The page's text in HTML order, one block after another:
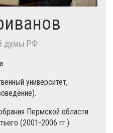
думы РФ
университет,
Пермской области
(2001-2006 гг.)